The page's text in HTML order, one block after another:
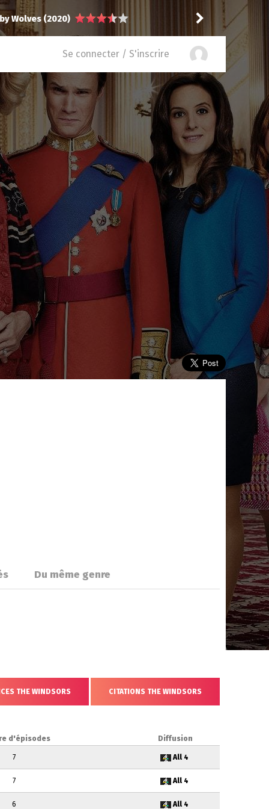
(2026) Saskatche recommande
Se connecter / S'inscrire
Du même genre
THE WINDSORS CITATIONS THE WINDSORS
d'épisodes Diffusion
7 All 4
7 All 4
6 All 4